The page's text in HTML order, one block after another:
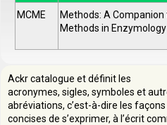
MCME
Methods: A Companion
Methods in Enzymology
Ackr catalogue et définit les
acronymes, sigles, symboles et
abréviations, c’est-à-dire les façons
concises de s’exprimer, à l’écrit